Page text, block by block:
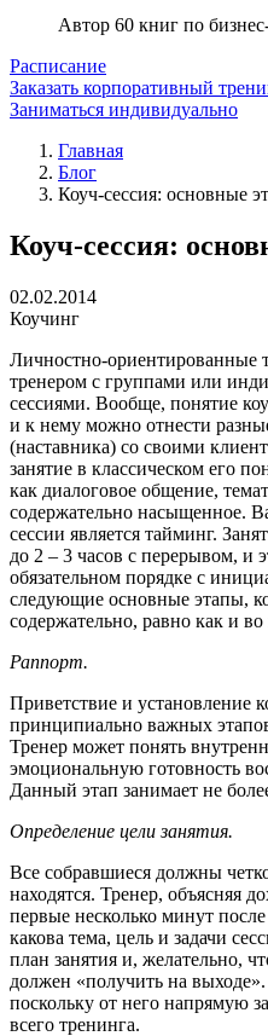
Автор 60 книг по
Расписание
Заказать корпоративный
Заниматься индивидуально
Главная
Блог
Коуч-сессия: основные
Коуч-сессия:
02.02.2014
Коучинг
Личностно-ориентированные
тренером с группами или
сессиями. Вообще, понятие
и к нему можно отнести
(наставника) со своими
занятие в классическом его
как диалоговое общение,
содержательно насыщенное.
сессии является тайминг.
до 2 – 3 часов с перерывом, и
обязательном порядке с
следующие основные этапы,
содержательно, равно как и
Раппорт.
Приветствие и установление
принципиально важных
Тренер может понять
эмоциональную готовность
Данный этап занимает не
Определение цели занятия.
Все собравшиеся должны
находятся. Тренер, объясняя
первые несколько минут
какова тема, цель и задачи
план занятия и, желательно,
должен «получить на
поскольку от него напрямую
всего тренинга.